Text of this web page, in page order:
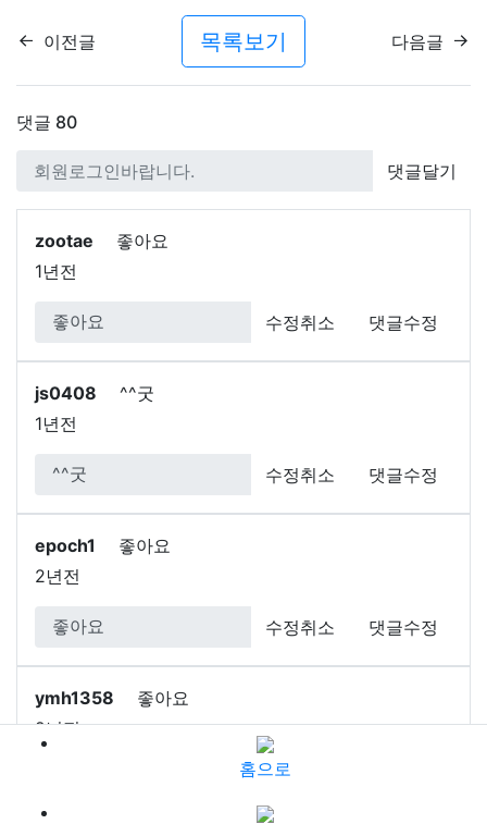
이전글 목록보기 다음글
댓글 80
댓글달기
zootae
좋아요
1년전
수정취소 댓글수정
js0408
^^굿
1년전
수정취소 댓글수정
epoch1
좋아요
2년전
수정취소 댓글수정
ymh1358
좋아요
2년전
수정취소
홈으로